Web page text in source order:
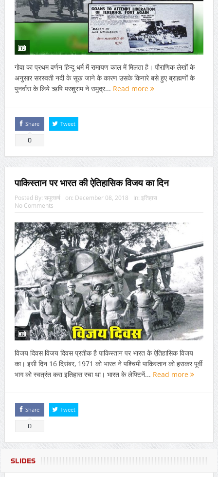
गोवा का प्रथम वर्णन हिन्दू धर्म में रामायण काल में मिलता है। पौराणिक लेखों के
अनुसार सरस्वती नदी के सूख जाने के कारण उसके किनारे बसे हुए ब्राह्मणों के
पुनर्वास के लिये ऋषि परशुराम ने समुद्र... Read more
Share
0
Tweet
पाकिस्तान पर भारत की ऐतिहासिक विजय का दिन
Posted By: समुत्कर्ष on: December 08, 2018 In: इतिहास
No Comments
विजय दिवस विजय दिवस प्रतीक है पाकिस्तान पर भारत के ऐतिहासिक विजय
का। इसी दिन 16 दिसंबर, 1971 को भारत ने पश्चिमी पाकिस्तान को हराकर पूर्वी
भाग को स्वत्रंत करा इतिहास रचा था। भारत के लेफ्टिनें... Read more
Share
0
Tweet
SLIDES